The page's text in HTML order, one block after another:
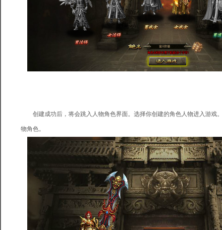
创建成功后，将会跳入人物角色界面。选择你创建的角色人物进入游戏
物角色。